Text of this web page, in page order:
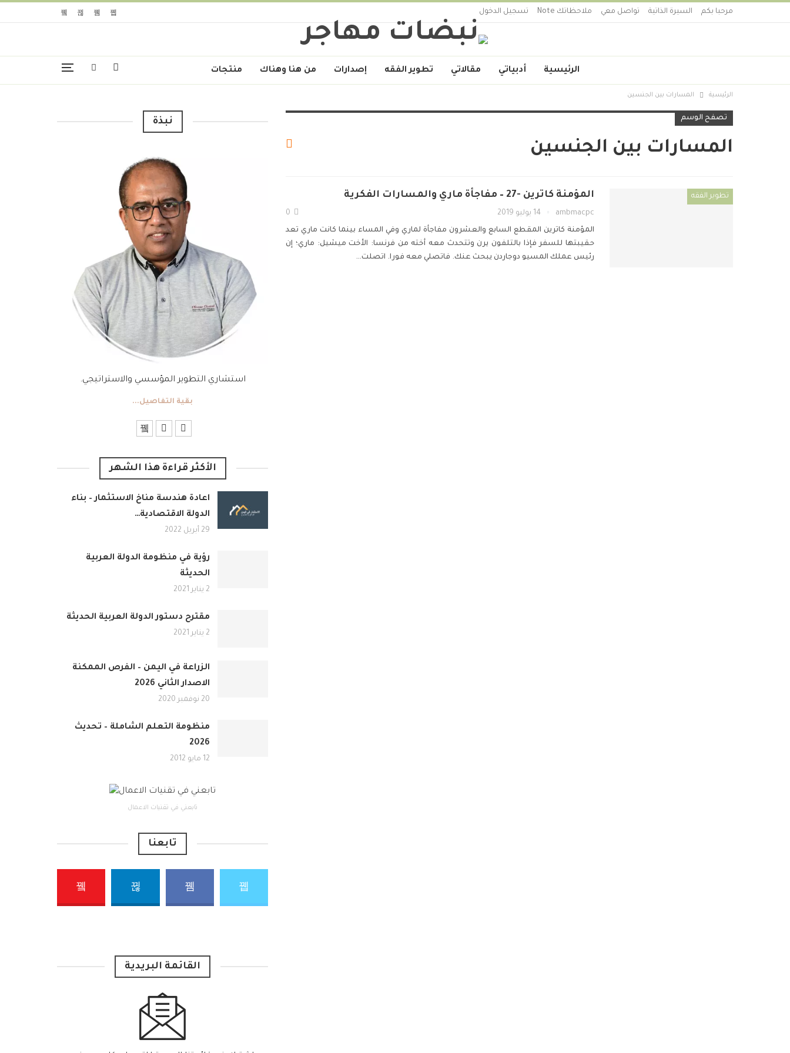
مرحبا بكم السيرة الذاتية تواصل معي ملاحظاتك Note تسجيل الدخول
الرئيسية أدبياتي مقالاتي تطوير الفقه إصدارات من هنا وهناك منتجات
الرئيسية المسارات بين الجنسين
تصفح الوسم
المسارات بين الجنسين
تطوير الفقه المؤمنة كاترين -27 – مفاجأة ماري والمسارات الفكرية
ambmacpc 14 يوليو 2019
المؤمنة كاترين المقطع السابع والعشرون مفاجأة لماري وفي المساء بينما كانت ماري تعد
حقيبتها للسفر فإذا بالتلفون يرن وتتحدث معه أخته من فرنسا: الأخت ميشيل: ماري؛ إن
رئيس عملك المسيو دوجاردن يبحث عنك. فاتصلي معه فورا. اتصلت…
نبذة
استشاري التطوير المؤسسي والاستراتيجي.
بقية التفاصيل...
الأكثر قراءة هذا الشهر
اعادة هندسة مناخ الاستثمار – بناء
الدولة الاقتصادية…
29 أبريل 2022
رؤية في منظومة الدولة العربية
الحديثة
2 يناير 2021
مقترح دستور الدولة العربية الحديثة
2 يناير 2021
الزراعة في اليمن – الفرص الممكنة
الاصدار الثاني 2026
20 نوفمبر 2020
منظومة التعلم الشاملة – تحديث
2026
12 مايو 2012
تابعني في تقنيات الاعمال
تابعنا
القائمة البريدية